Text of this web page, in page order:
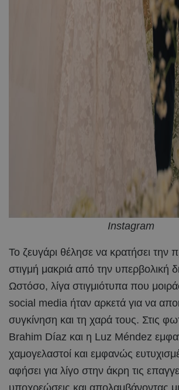
Instagram
Το ζευγάρι θέλησε να κρατήσει την
στιγμή μακριά από την υπερβολική
Ωστόσο, λίγα στιγμιότυπα που
social media ήταν αρκετά για να
συγκίνηση και τη χαρά τους. Στις
Brahim Díaz και η Luz Méndez
χαμογελαστοί και εμφανώς
αφήσει για λίγο στην άκρη τις
υποχρεώσεις και απολαμβάνοντας